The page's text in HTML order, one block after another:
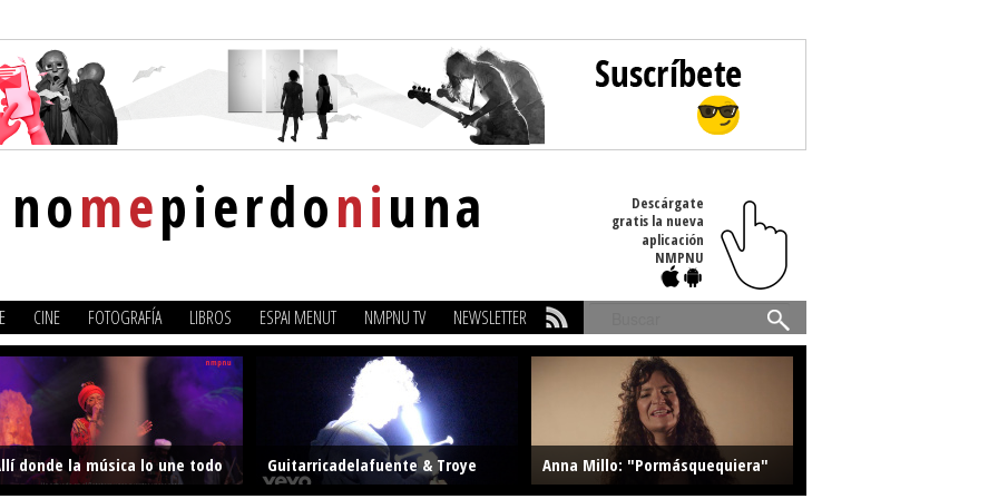
nomepierdoniuna
Descárgate
gratis la nueva
aplicación
NMPNU
CINE FOTOGRAFÍA LIBROS ESPAI MENUT NMPNU TV NEWSLETTER
Buscar
donde la música lo une todo
Guitarricadelafuente & Troye
Anna Millo: "Pormásquequiera"